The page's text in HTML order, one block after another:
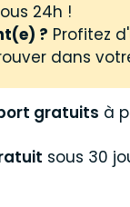
24h !
? Profitez
dans
gratuits à
sous 30